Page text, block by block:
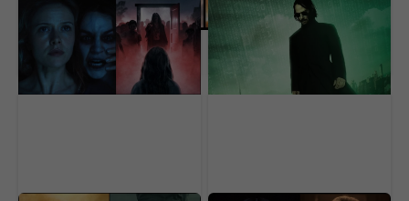
Horor, ktorý desil celú
generáciu, je späť. Nový
film ukazuje čistú hrôzu
(VIDEO)
OFICIÁLNE: Matrix
dostane nový film,
hlavná hviezda sa
vyjadrila jasne